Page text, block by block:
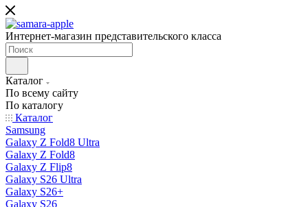
Интернет-магазин представительского класса
Каталог
По всему сайту
По каталогу
Каталог
Samsung
Galaxy Z Fold8 Ultra
Galaxy Z Fold8
Galaxy Z Flip8
Galaxy S26 Ultra
Galaxy S26+
Galaxy S26